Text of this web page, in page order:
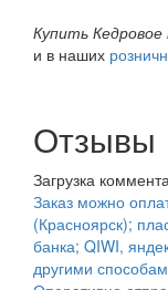
Купить
и в наших
Отзывы
Загрузка
Заказ можно
(Красноярск);
банка; QIWI,
другими